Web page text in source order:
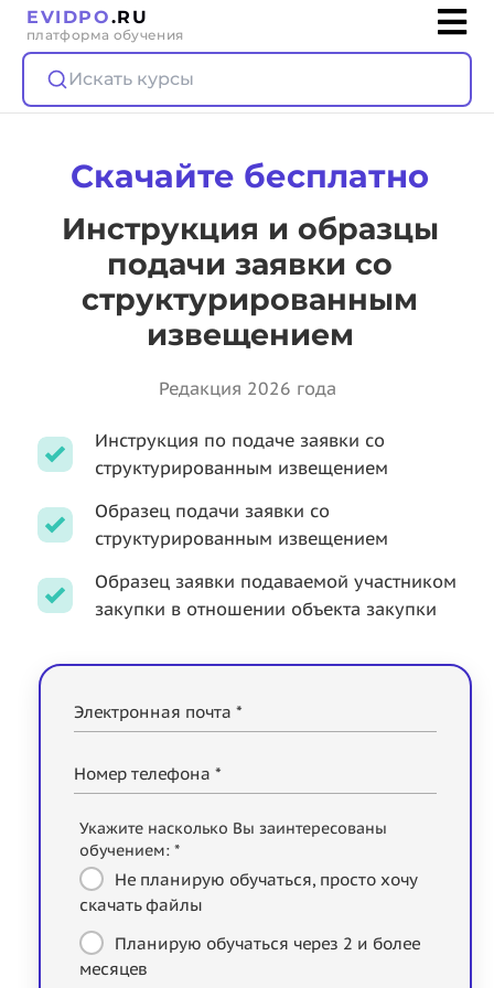
EVIDPO.RU
платформа обучения
Искать курсы
Скачайте бесплатно
Инструкция и образцы
подачи заявки со
структурированным
извещением
Редакция 2026 года
Инструкция по подаче заявки со
структурированным извещением
Образец подачи заявки со
структурированным извещением
Образец заявки подаваемой участником
закупки в отношении объекта закупки
Электронная почта *
Номер телефона *
Укажите насколько Вы заинтересованы
обучением: *
Не планирую обучаться, просто хочу
скачать файлы
Планирую обучаться через 2 и более
месяцев